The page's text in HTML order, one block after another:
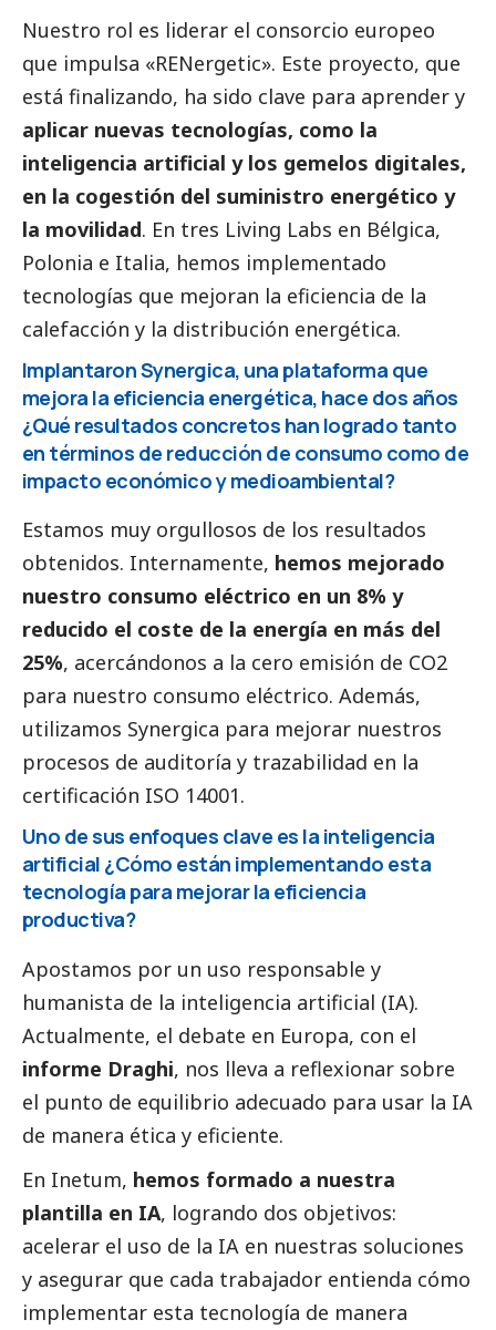
Nuestro rol es liderar el consorcio europeo
que impulsa «RENergetic». Este proyecto, que
está finalizando, ha sido clave para aprender y
aplicar nuevas tecnologías, como la
inteligencia artificial y los gemelos digitales,
en la cogestión del suministro energético y
la movilidad. En tres Living Labs en Bélgica,
Polonia e Italia, hemos implementado
tecnologías que mejoran la eficiencia de la
calefacción y la distribución energética.
Implantaron Synergica, una plataforma que
mejora la eficiencia energética, hace dos años
¿Qué resultados concretos han logrado tanto
en términos de reducción de consumo como de
impacto económico y medioambiental?
Estamos muy orgullosos de los resultados
obtenidos. Internamente, hemos mejorado
nuestro consumo eléctrico en un 8% y
reducido el coste de la energía en más del
25%, acercándonos a la cero emisión de CO2
para nuestro consumo eléctrico. Además,
utilizamos Synergica para mejorar nuestros
procesos de auditoría y trazabilidad en la
certificación ISO 14001.
Uno de sus enfoques clave es la inteligencia
artificial ¿Cómo están implementando esta
tecnología para mejorar la eficiencia
productiva?
Apostamos por un uso responsable y
humanista de la inteligencia artificial (IA).
Actualmente, el debate en Europa, con el
informe Draghi, nos lleva a reflexionar sobre
el punto de equilibrio adecuado para usar la IA
de manera ética y eficiente.
En Inetum, hemos formado a nuestra
plantilla en IA, logrando dos objetivos:
acelerar el uso de la IA en nuestras soluciones
y asegurar que cada trabajador entienda cómo
implementar esta tecnología de manera